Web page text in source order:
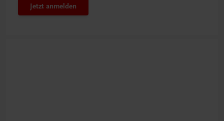
Jetzt anmelden